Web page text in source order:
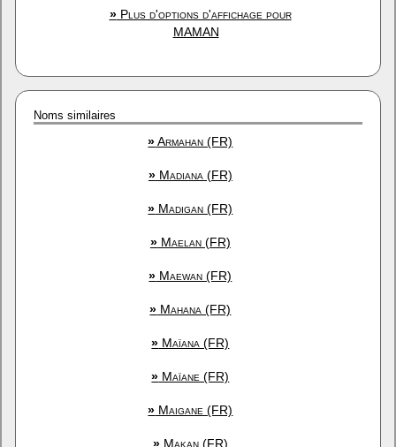
»Plus d'options d'affichage pour
MAMAN
Noms similaires
»Armahan (FR)
»Madiana (FR)
» Madigan (FR)
»Maelan (FR)
» Maewan (FR)
» Mahana (FR)
» Maïana (FR)
» Maïane (FR)
» Maigane (FR)
»Makan (FR)